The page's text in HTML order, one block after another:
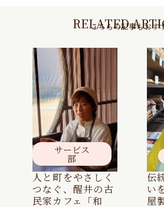
RELATED
こちらの記事もおす
サービス
部
人と町をやさしく
つなぐ、醒井の古
民家カフェ「和
伝
い
屋